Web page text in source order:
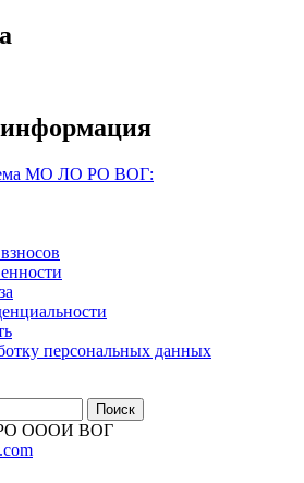
МО ЛО РО ВОГ:
персональных данных
РО ОООИ ВОГ